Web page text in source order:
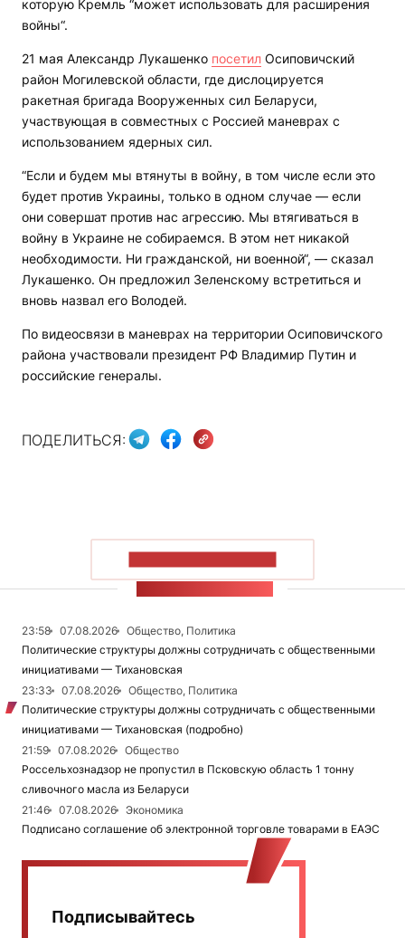
которую Кремль “может использовать для расширения
войны“.
21 мая Александр Лукашенко посетил Осиповичский
район Могилевской области, где дислоцируется
ракетная бригада Вооруженных сил Беларуси,
участвующая в совместных с Россией маневрах с
использованием ядерных сил.
“Если и будем мы втянуты в войну, в том числе если это
будет против Украины, только в одном случае — если
они совершат против нас агрессию. Мы втягиваться в
войну в Украине не собираемся. В этом нет никакой
необходимости. Ни гражданской, ни военной“, — сказал
Лукашенко. Он предложил Зеленскому встретиться и
вновь назвал его Володей.
По видеосвязи в маневрах на территории Осиповичского
района участвовали президент РФ Владимир Путин и
российские генералы.
ПОДЕЛИТЬСЯ:
23:58 07.08.2026
Общество, Политика
Политические структуры должны сотрудничать с общественными
инициативами — Тихановская
23:33
07.08.2026
Общество, Политика
Политические структуры должны сотрудничать с общественными
инициативами — Тихановская (подробно)
21:59
07.08.2026
Общество
Россельхознадзор не пропустил в Псковскую область 1 тонну
сливочного масла из Беларуси
21:46
07.08.2026
Экономика
Подписано соглашение об электронной торговле товарами в ЕАЭС
Подписывайтесь